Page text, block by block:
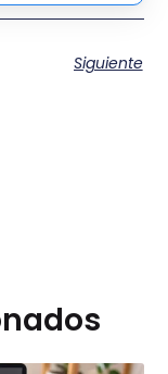
Siguiente